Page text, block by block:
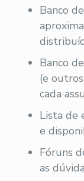
Banco
Banco
(e
cada
Lista de
e
Fóruns
as